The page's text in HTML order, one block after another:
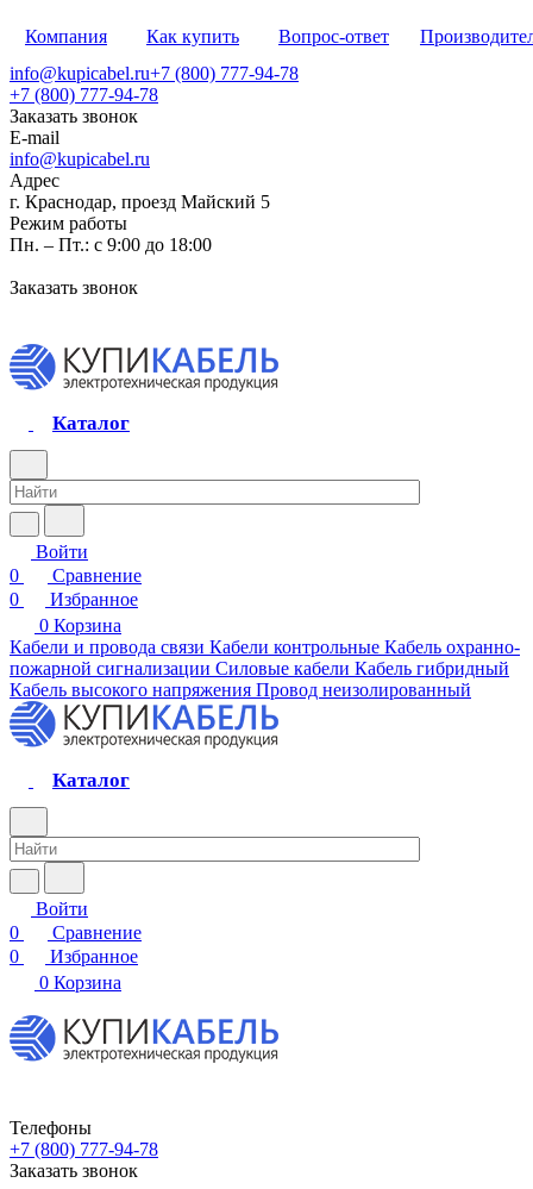
Компания Как купить Вопрос-ответ
info@kupicabel.ru+7 (800) 777-94-78
+7 (800) 777-94-78
Заказать звонок
E-mail
info@kupicabel.ru
Адрес
г. Краснодар, проезд Майский 5
Режим работы
Пн. – Пт.: с 9:00 до 18:00
Заказать звонок
Каталог
Войти
0
Сравнение
0
Избранное
0 Корзина
Кабели и провода связи Кабели контрольные Кабель охранно-
пожарной сигнализации Силовые кабели Кабель гибридный
Кабель высокого напряжения Провод неизолированный
Каталог
Войти
0
Сравнение
0
Избранное
0 Корзина
Телефоны
+7 (800) 777-94-78
Заказать звонок